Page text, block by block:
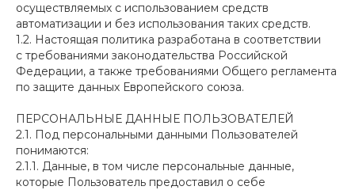
осуществляемых с использованием средств
автоматизации и без использования таких средств.
1.2. Настоящая политика разработана в соответствии
с требованиями законодательства Российской
Федерации, а также требованиями Общего регламента
по защите данных Европейского союза.
ПЕРСОНАЛЬНЫЕ ДАННЫЕ ПОЛЬЗОВАТЕЛЕЙ
2.1. Под персональными данными Пользователей
понимаются:
2.1.1. Данные, в том числе персональные данные,
которые Пользователь предоставил о себе